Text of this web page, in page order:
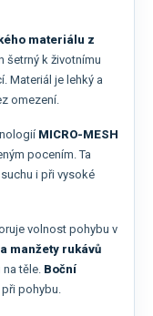
materiálu z
šetrný k životnímu
Materiál je lehký a
omezení.
MICRO-MESH
pocením. Ta
i při vysoké
volnost pohybu v
manžety rukávů
těle. Boční
pohybu.